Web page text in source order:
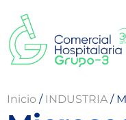
Inicio / INDUSTRIA /